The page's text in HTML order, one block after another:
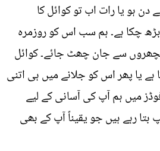
ہو یا رات اب تو کوائل کا
بڑھ چکا ہے۔ ہم سب اس کو روزمرہ
سے جان چھٹ جائے۔ کوائل
ہے یا پھر اس کو جلانے میں ہی اتنی
میں ہم آپ کی آسانی کے لیے
رہے ہیں جو یقیناً آپ کے بھی